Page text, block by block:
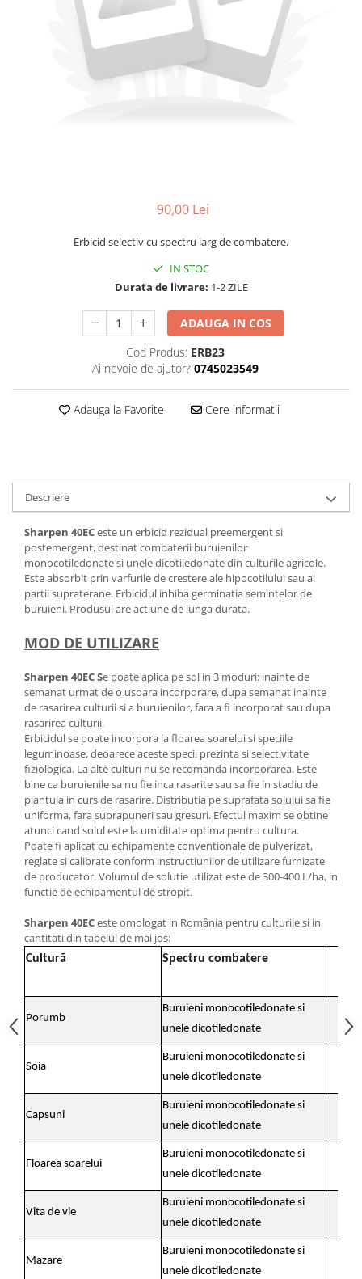
90,00 Lei
Erbicid selectiv cu spectru larg de combatere.
IN STOC
Durata de livrare: 1-2 ZILE
ADAUGA IN COS
Cod Produs: ERB23
Ai nevoie de ajutor? 0745023549
Adauga la Favorite Cere informatii
Descriere
Sharpen 40ECeste un erbicid rezidual preemergent si
postemergent, destinat combaterii buruienilor
monocotiledonate si unele dicotiledonate din culturile agricole.
Este absorbit prin varfurile de crestere ale hipocotilului sau al
partii supraterane. Erbicidul inhiba germinatia semintelor de
buruieni. Produsul are actiune de lunga durata.
MOD DE UTILIZARE
Sharpen 40EC Se poate aplica pe sol in 3 moduri: inainte de
semanat urmat de o usoara incorporare, dupa semanat inainte
de rasarirea culturii si a buruienilor, fara a fi incorporat sau dupa
rasarirea culturii.
Erbicidul se poate incorpora la floarea soarelui si speciile
leguminoase, deoarece aceste specii prezinta si selectivitate
fiziologica. La alte culturi nu se recomanda incorporarea. Este
bine ca buruienile sa nu fie inca rasarite sau sa fie in stadiu de
plantula in curs de rasarire. Distributia pe suprafata solului sa fie
uniforma, fara suprapuneri sau gresuri. Efectul maxim se obtine
atunci cand solul este la umiditate optima pentru cultura.
Poate fi aplicat cu echipamente conventionale de pulverizat,
reglate si calibrate conform instructiunilor de utilizare furnizate
de producator. Volumul de solutie utilizat este de 300-400 L/ha, in
functie de echipamentul de stropit.
Sharpen 40ECeste omologat in România pentru culturile si in
cantitati din tabelul de mai jos:
Cultură Spectru combatere
Porumb
Buruieni monocotiledonate si
unele dicotiledonate
Soia
Buruieni monocotiledonate si
unele dicotiledonate
Capsuni
Buruieni monocotiledonate si
unele dicotiledonate
Floarea soarelui
Buruieni monocotiledonate si
unele dicotiledonate
Vita de vie
Buruieni monocotiledonate si
unele dicotiledonate
Mazare
Buruieni monocotiledonate si
unele dicotiledonate